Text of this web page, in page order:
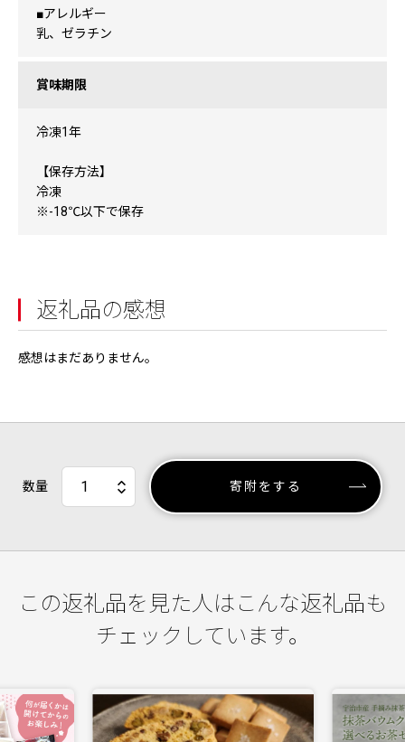
■アレルギー
乳、ゼラチン
賞味期限
冷凍1年
【保存方法】
冷凍
※-18℃以下で保存
返礼品の感想
感想はまだありません。
数量 寄附をする
この返礼品を見た人はこんな返礼品も
チェックしています。